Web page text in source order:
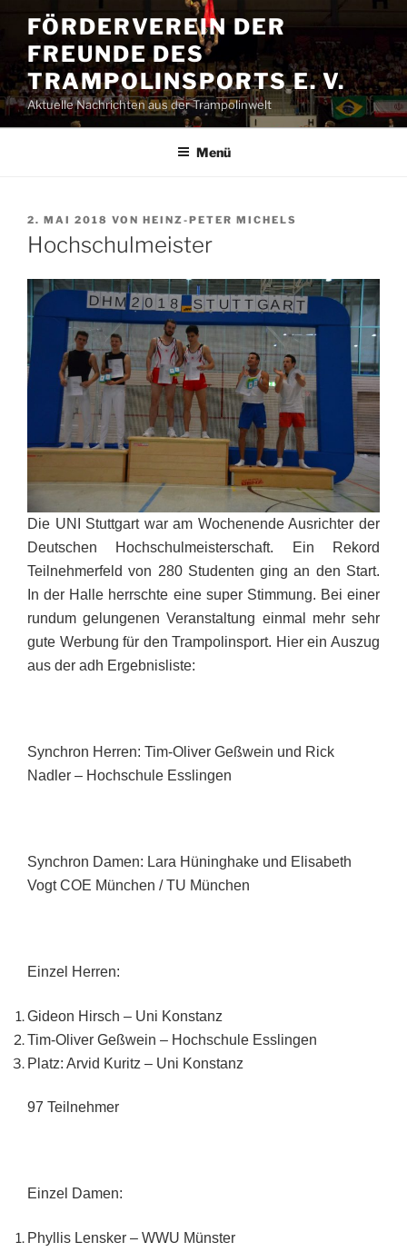
Inhalt
springen
FÖRDERVEREIN DER
FREUNDE DES
TRAMPOLINSPORTS E. V.
Aktuelle Nachrichten aus der Trampolinwelt
Menü
VERÖFFENTLICHT
AM
2. MAI 2018 VON HEINZ-PETER MICHELS
Hochschulmeister
Die UNI Stuttgart war am Wochenende Ausrichter der
Deutschen Hochschulmeisterschaft. Ein Rekord
Teilnehmerfeld von 280 Studenten ging an den Start.
In der Halle herrschte eine super Stimmung. Bei einer
rundum gelungenen Veranstaltung einmal mehr sehr
gute Werbung für den Trampolinsport. Hier ein Auszug
aus der adh Ergebnisliste:
Synchron Herren: Tim-Oliver Geßwein und Rick
Nadler – Hochschule Esslingen
Synchron Damen: Lara Hüninghake und Elisabeth
Vogt COE München / TU München
Einzel Herren:
Gideon Hirsch – Uni Konstanz
Tim-Oliver Geßwein – Hochschule Esslingen
Platz: Arvid Kuritz – Uni Konstanz
97 Teilnehmer
Einzel Damen:
Phyllis Lensker – WWU Münster